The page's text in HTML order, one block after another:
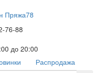
Пряжа78
76-88
до 20:00
Распродажа